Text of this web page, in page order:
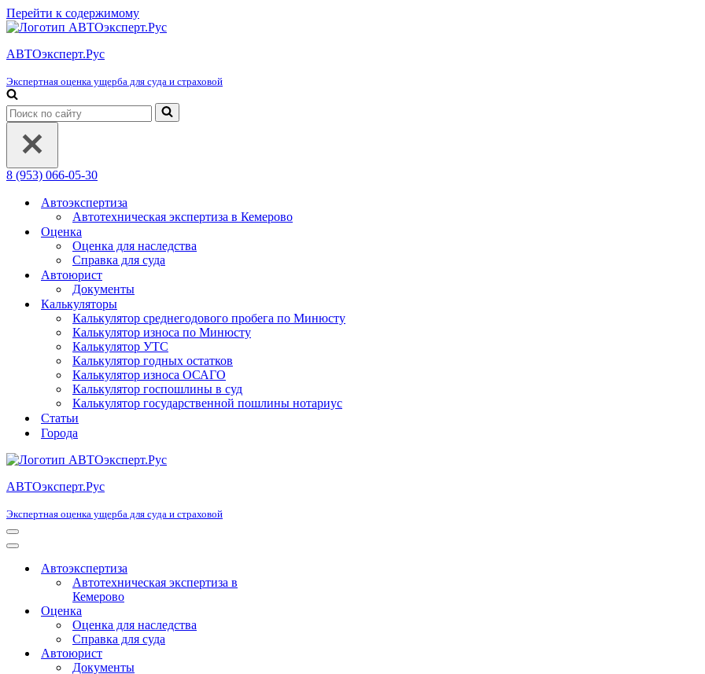
Перейти к содержимому
АВТОэксперт.Рус
Экспертная оценка ущерба для суда и страховой
Искать...
8 (953) 066-05-30
Автоэкспертиза
Автотехническая экспертиза в Кемерово
Оценка
Оценка для наследства
Справка для суда
Автоюрист
Документы
Калькуляторы
Калькулятор среднегодового пробега по Минюсту
Калькулятор износа по Минюсту
Калькулятор УТС
Калькулятор годных остатков
Калькулятор износа ОСАГО
Калькулятор госпошлины в суд
Калькулятор государственной пошлины нотариус
Статьи
Города
АВТОэксперт.Рус
Экспертная оценка ущерба для суда и страховой
Меню
навигации
Меню
навигацииАвтоэкспертиза
Автотехническая экспертиза в
Кемерово
Оценка
Оценка для наследства
Справка для суда
Автоюрист
Документы